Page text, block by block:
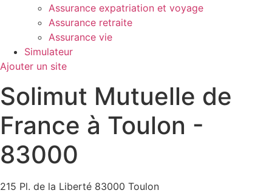
Assurance expatriation et voyage
Assurance retraite
Assurance vie
Simulateur
Ajouter un site
Solimut Mutuelle de
France à Toulon -
83000
215 Pl. de la Liberté 83000 Toulon